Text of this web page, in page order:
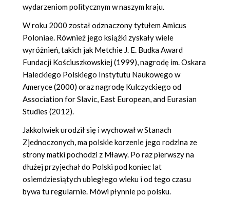
wydarzeniom politycznym w naszym kraju.
W roku 2000 został odznaczony tytułem Amicus
Poloniae. Również jego książki zyskały wiele
wyróżnień, takich jak Metchie J. E. Budka Award
Fundacji Kościuszkowskiej (1999), nagrodę im. Oskara
Haleckiego Polskiego Instytutu Naukowego w
Ameryce (2000) oraz nagrodę Kulczyckiego od
Association for Slavic, East European, and Eurasian
Studies (2012).
Jakkolwiek urodził się i wychował w Stanach
Zjednoczonych, ma polskie korzenie jego rodzina ze
strony matki pochodzi z Mławy. Po raz pierwszy na
dłużej przyjechał do Polski pod koniec lat
osiemdziesiątych ubiegłego wieku i od tego czasu
bywa tu regularnie. Mówi płynnie po polsku.